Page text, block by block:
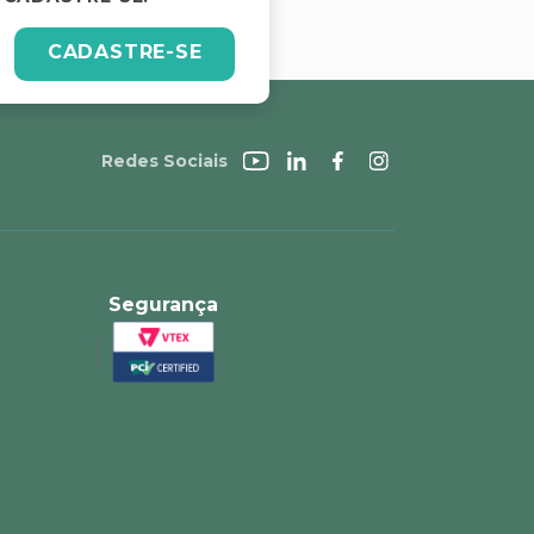
CADASTRE-SE
Redes Sociais
Segurança